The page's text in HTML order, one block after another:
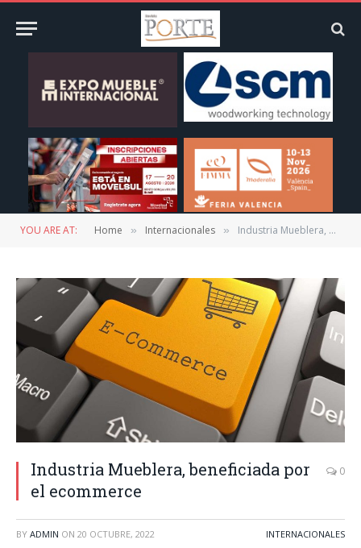
YOU ARE AT: Home » Internacionales » Industria Mueblera, beneficiada por el ecommerce
Industria Mueblera, beneficiada por
el ecommerce
0
BY ADMIN ON 20 OCTUBRE, 2022 INTERNACIONALES